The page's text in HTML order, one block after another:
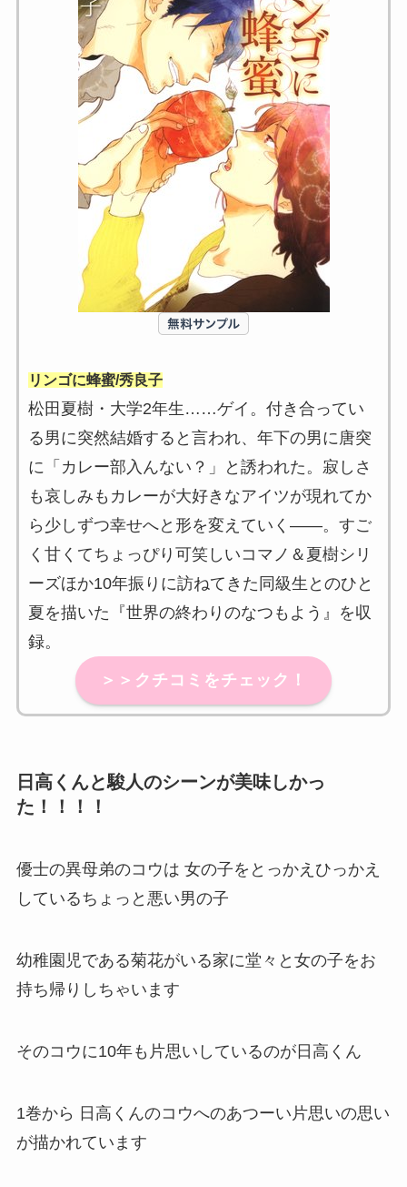
リンゴに蜂蜜/秀良子
松田夏樹・大学2年生……ゲイ。付き合ってい
る男に突然結婚すると言われ、年下の男に唐突
に「カレー部入んない？」と誘われた。寂しさ
も哀しみもカレーが大好きなアイツが現れてか
ら少しずつ幸せへと形を変えていく――。すご
く甘くてちょっぴり可笑しいコマノ＆夏樹シリ
ーズほか10年振りに訪ねてきた同級生とのひと
夏を描いた『世界の終わりのなつもよう』を収
録。
＞＞クチコミをチェック！
日高くんと駿人のシーンが美味しかっ
た！！！！
優士の異母弟のコウは 女の子をとっかえひっかえ
しているちょっと悪い男の子
幼稚園児である菊花がいる家に堂々と女の子をお
持ち帰りしちゃいます
そのコウに10年も片思いしているのが日高くん
1巻から 日高くんのコウへのあつーい片思いの思い
が描かれています